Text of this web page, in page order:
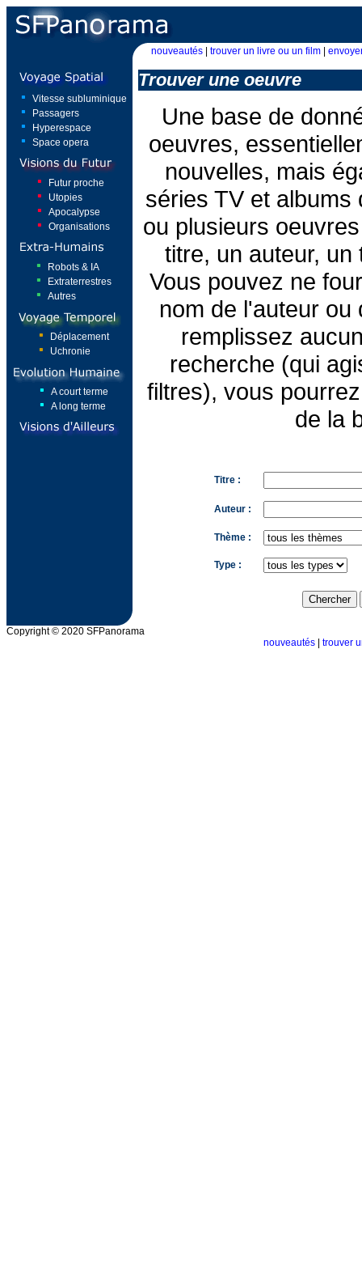
nouveautés trouver un livre ou un film
Vitesse subluminique
Passagers
Hyperespace
Space opera
Futur proche
Utopies
Apocalypse
Organisations
Robots & IA
Extraterrestres
Autres
Déplacement
Uchronie
A court terme
A long terme
Trouver une oeuvre
Une base de
oeuvres,
nouvelles, mais
séries TV et albums
ou plusieurs
titre, un auteur,
Vous pouvez ne
nom de l'auteur ou
remplissez
recherche (qui
filtres), vous
de la
Titre :
Auteur :
Thème :
Type :
Copyright © 2020 SFPanorama
nouveautés
trouver